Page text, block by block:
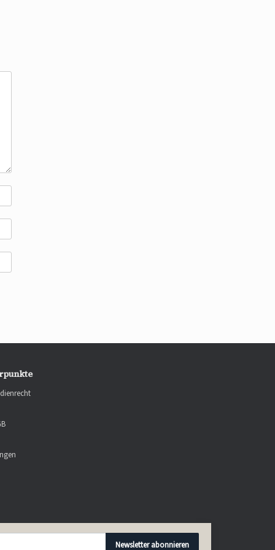
Newsletter abonnieren